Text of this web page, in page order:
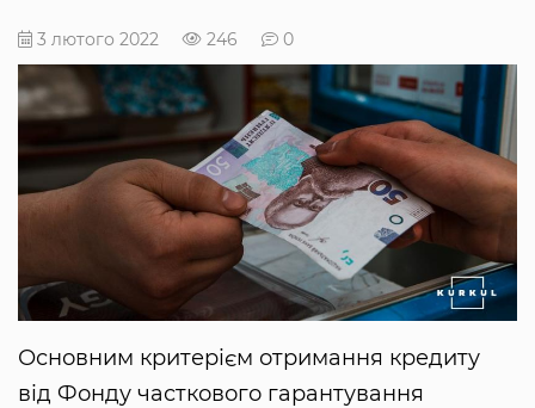
3 лютого 2022 246 0
Основним критерієм отримання кредиту
від Фонду часткового гарантування